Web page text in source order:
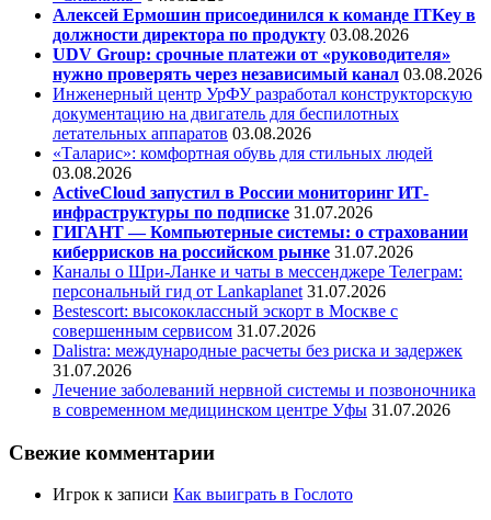
Алексей Ермошин присоединился к команде ITKey в
должности директора по продукту 03.08.2026
UDV Group: срочные платежи от «руководителя»
нужно проверять через независимый канал 03.08.2026
Инженерный центр УрФУ разработал конструкторскую
документацию на двигатель для беспилотных
летательных аппаратов 03.08.2026
«Таларис»: комфортная обувь для стильных людей
03.08.2026
ActiveCloud запустил в России мониторинг ИТ-
инфраструктуры по подписке 31.07.2026
ГИГАНТ — Компьютерные системы: о страховании
киберрисков на российском рынке 31.07.2026
Каналы о Шри-Ланке и чаты в мессенджере Телеграм:
персональный гид от Lankaplanet 31.07.2026
Bestescort: высококлассный эскорт в Москве с
совершенным сервисом 31.07.2026
Dalistra: международные расчеты без риска и задержек
31.07.2026
Лечение заболеваний нервной системы и позвоночника
в современном медицинском центре Уфы 31.07.2026
Свежие комментарии
Игрок к записи Как выиграть в Гослото